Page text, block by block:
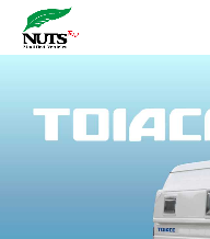
日本最大級のキャンピングカーメー
RV[テレビCM放送]